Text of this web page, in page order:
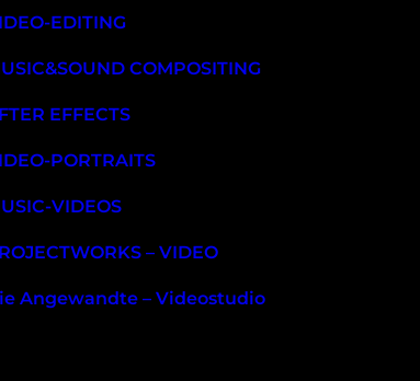
EDITING
COMPOSITING
EFFECTS
PORTRAITS
VIDEOS
– VIDEO
Angewandte – Videostudio